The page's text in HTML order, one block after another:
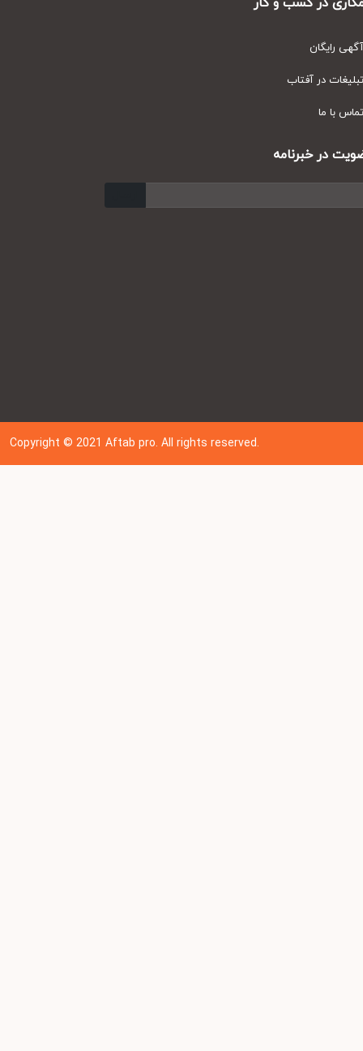
رایگان
در آفتاب
با ما
در خبرنامه
Copyright © 202 1Aftab pro. All rights reserved.